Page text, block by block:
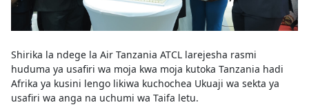
Shirika la ndege la Air Tanzania ATCL larejesha rasmi
huduma ya usafiri wa moja kwa moja kutoka Tanzania hadi
Afrika ya kusini lengo likiwa kuchochea Ukuaji wa sekta ya
usafiri wa anga na uchumi wa Taifa letu.